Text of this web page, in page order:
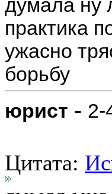
думала ну
практика
ужасно
борьбу
юрист - 2-
Цитата: